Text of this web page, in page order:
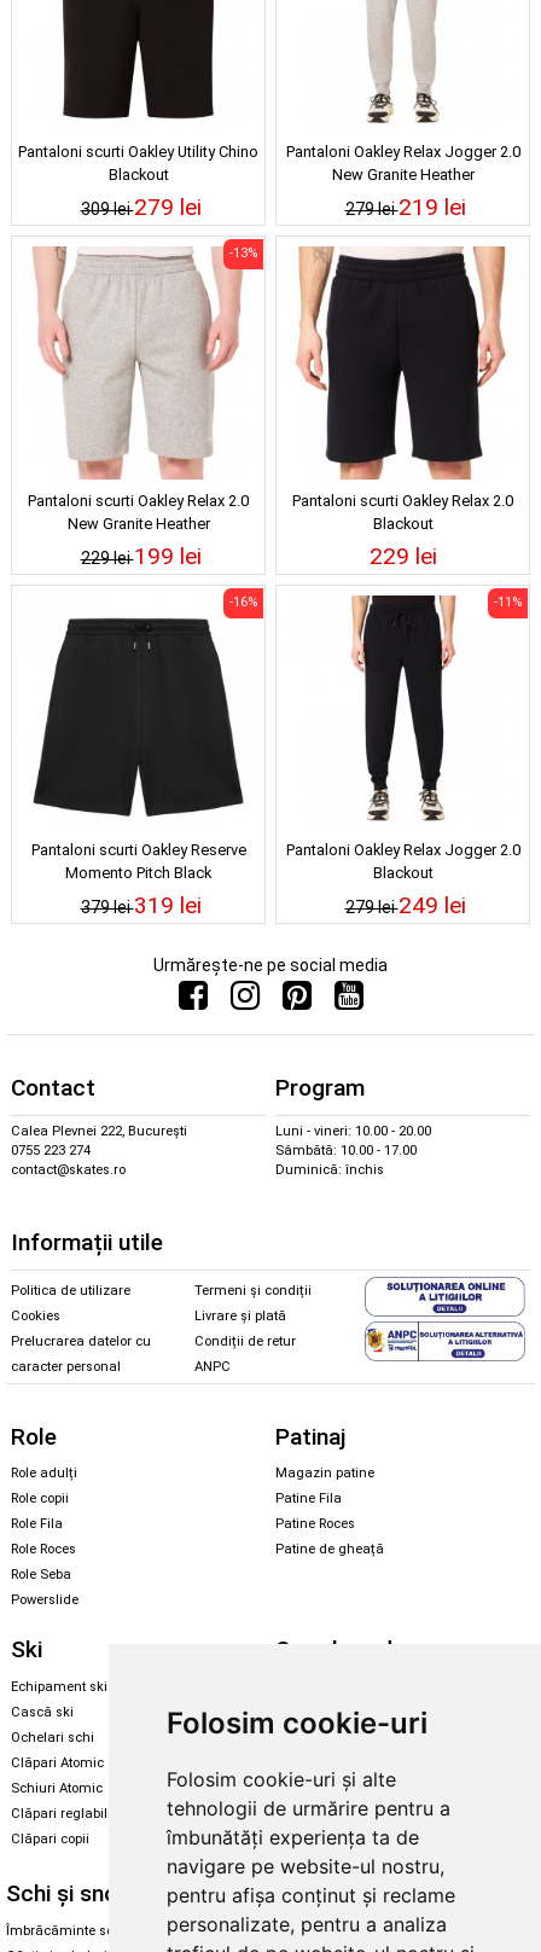
Folosim cookie-uri
Folosim cookie-uri și alte
tehnologii de urmărire pentru a
îmbunătăți experiența ta de
navigare pe website-ul nostru,
pentru afișa conținut și reclame
personalizate, pentru a analiza
Pantaloni scurti Oakley Utility Chino
Blackout
309 lei279 lei
Pantaloni Oakley Relax Jogger 2.0
New Granite Heather
279 lei219 lei
Pantaloni scurti Oakley Relax 2.0
New Granite Heather
229 lei
-13%
199 lei
Pantaloni scurti Oakley Relax 2.0
Blackout
229 lei
Pantaloni scurti Oakley Reserve
Momento Pitch Black
379 lei
-16%
319 lei
Pantaloni Oakley Relax Jogger 2.0
Blackout
279 lei
-11%
249 lei
Urmărește-ne pe social media
Contact
Calea Plevnei 222, București
0755 223 274
contact@skates.ro
Program
Luni - vineri: 10.00 - 20.00
Sâmbătă: 10.00 - 17.00
Duminică: închis
Informații utile
Politica de utilizare
Cookies
Prelucrarea datelor cu
caracter personal
Termeni și condiții
Livrare și plată
Condiții de retur
ANPC
Role
Role adulți
Role copii
Role Fila
Role Roces
Role Seba
Powerslide
Patinaj
Magazin patine
Patine Fila
Patine Roces
Patine de gheață
Ski
Echipament ski
Cască ski
Ochelari schi
Clăpari Atomic
Schiuri Atomic
Clăpari reglabili
Clăpari copii
Snowboard
Echipament snowboard
Legături Rome SDS
Skate & longboard
Enuff Skateboards
Schi și snowboard
Îmbrăcăminte schi și snowboard
Diverse
Cum aleg rolele